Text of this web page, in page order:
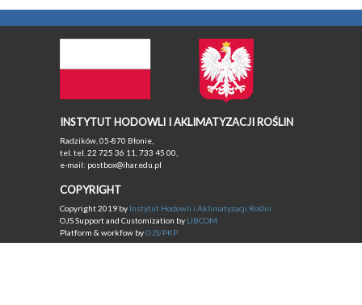
INSTYTUT HODOWLI I AKLIMATYZACJI ROŚLIN
Radzików, 05-870 Błonie,
tel. tel. 22 725 36 11, 733 45 00,
e-mail: postbox@ihar.edu.pl
COPYRIGHT
Copyright 2019 by Instytut Hodowli i Aklimatyzacji Roślin
OJS Support and Customization by LIBCOM
Platform & workfow byOJS/PKP